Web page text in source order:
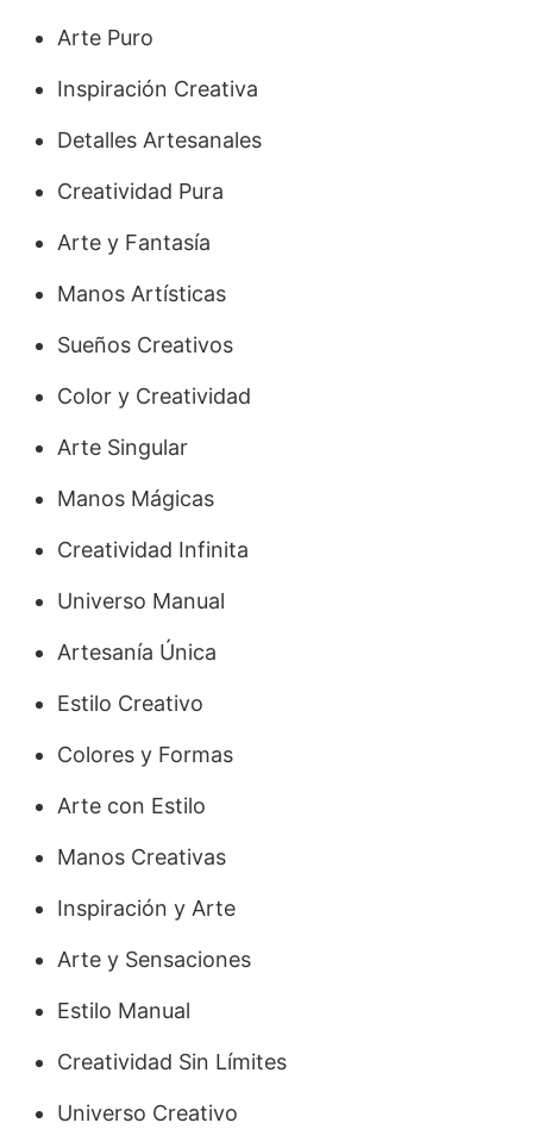
Arte Puro
Inspiración Creativa
Detalles Artesanales
Creatividad Pura
Arte y Fantasía
Manos Artísticas
Sueños Creativos
Color y Creatividad
Arte Singular
Manos Mágicas
Creatividad Infinita
Universo Manual
Artesanía Única
Estilo Creativo
Colores y Formas
Arte con Estilo
Manos Creativas
Inspiración y Arte
Arte y Sensaciones
Estilo Manual
Creatividad Sin Límites
Universo Creativo